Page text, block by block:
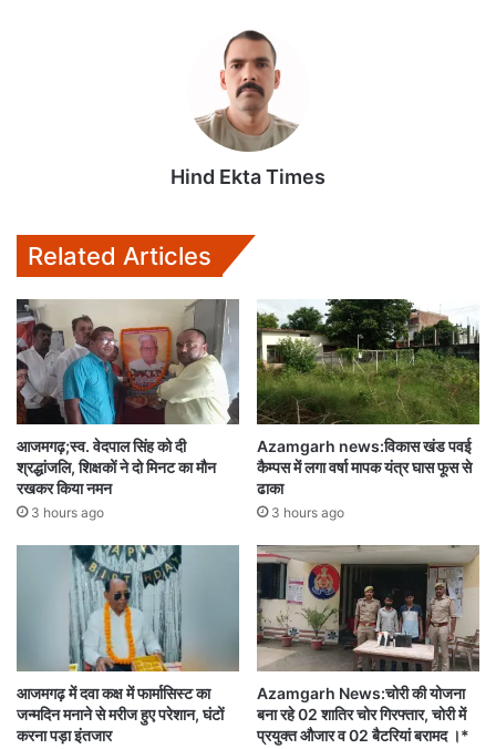
Hind Ekta Times
Related Articles
आजमगढ़;स्व. वेदपाल सिंह को दी
श्रद्धांजलि, शिक्षकों ने दो मिनट का मौन
रखकर किया नमन
3 hours ago
Azamgarh news:विकास खंड पवई
कैम्पस में लगा वर्षा मापक यंत्र घास फूस से
ढाका
3 hours ago
आजमगढ़ में दवा कक्ष में फार्मासिस्ट का
जन्मदिन मनाने से मरीज हुए परेशान, घंटों
करना पड़ा इंतजार
Azamgarh News:चोरी की योजना
बना रहे 02 शातिर चोर गिरफ्तार, चोरी में
प्रयुक्त औजार व 02 बैटरियां बरामद ।*